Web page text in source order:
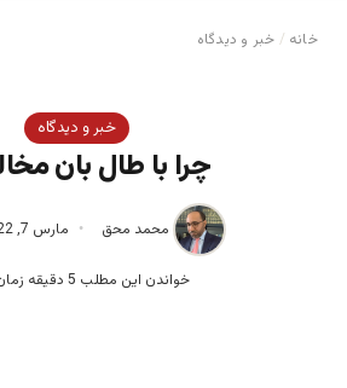
خانه / خبر و دیدگاه
خبر و دیدگاه
چرا با طال بان
محمد محق مارس 7, 2022
خواندن این مطلب 5 دقیقه زمان میبرد